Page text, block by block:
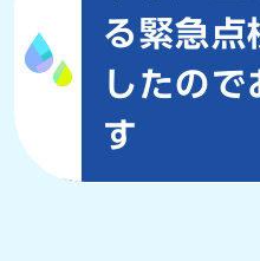
る緊急点
したので
す